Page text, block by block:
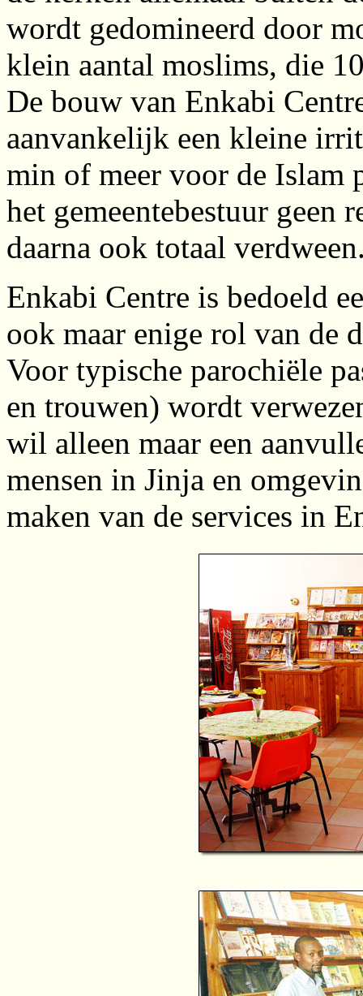
wordt gedomineerd door
klein aantal moslims, die
De bouw van Enkabi
aanvankelijk een kleine
min of meer voor de Islam
het gemeentebestuur geen
daarna ook totaal
Enkabi Centre is bedoeld
ook maar enige rol van de
Voor typische parochiële
en trouwen) wordt
wil alleen maar een
mensen in Jinja en
maken van de services in